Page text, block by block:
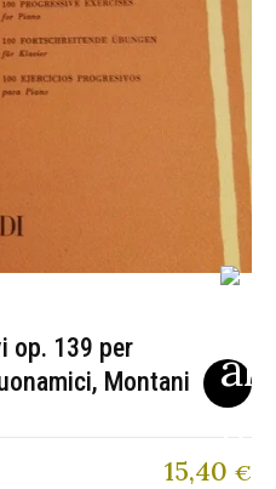
op. 139 per
Montani
15,40 €